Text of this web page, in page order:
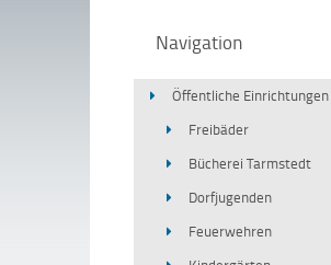
Navigation
Öffentliche Einrichtungen
Freibäder
Bücherei Tarmstedt
Dorfjugenden
Feuerwehren